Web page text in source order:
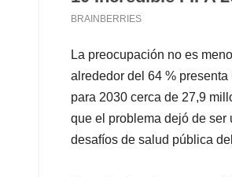
La preocupación no es
alrededor del 64 %
para 2030 cerca de 27,9
que el problema dejó de
desafíos de salud pública